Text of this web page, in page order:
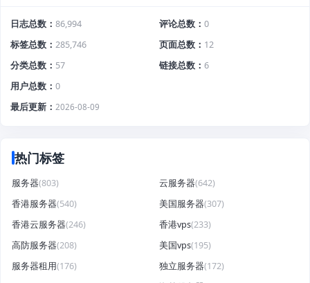
日志总数 86,994 评论总数
0
标签总数
285,746 页面总数
12
分类总数
57 链接总数
6
用户总数
0
最后更新
2026-08-09
热门标签
服务器(803) 云服务器(642)
香港服务器(540) 美国服务器(307)
香港云服务器(246) 香港vps(233)
高防服务器(208) 美国vps(195)
服务器租用(176) 独立服务器(172)